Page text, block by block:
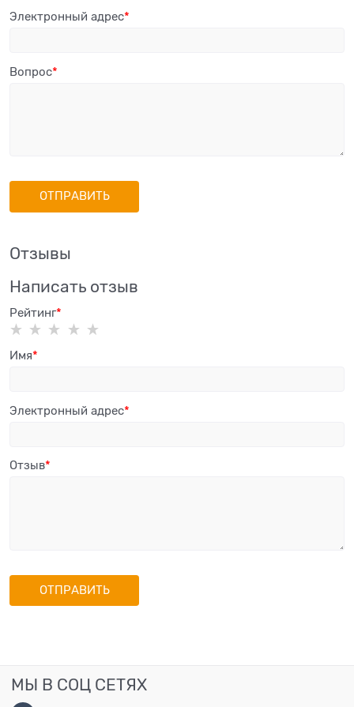
Электронный адрес
Вопрос
Отзывы
Написать отзыв
Рейтинг
Имя
Электронный адрес
Отзыв
МЫ В СОЦ СЕТЯХ